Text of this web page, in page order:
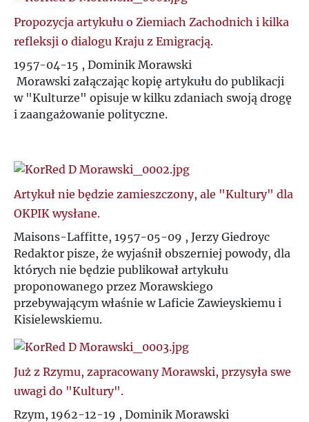
T
W
Propozycja artykułu o Ziemiach Zachodnich i kilka
refleksji o dialogu Kraju z Emigracją.
1957-04-15 , Dominik Morawski
Morawski załączając kopię artykułu do publikacji
w "Kulturze" opisuje w kilku zdaniach swoją drogę
i zaangażowanie polityczne.
Artykuł nie będzie zamieszczony, ale "Kultury" dla
OKPIK wysłane.
Maisons-Laffitte, 1957-05-09 , Jerzy Giedroyc
Redaktor pisze, że wyjaśnił obszerniej powody, dla
których nie będzie publikował artykułu
proponowanego przez Morawskiego
przebywającym właśnie w Laficie Zawieyskiemu i
Kisielewskiemu.
Już z Rzymu, zapracowany Morawski, przysyła swe
uwagi do "Kultury".
Rzym, 1962-12-19 , Dominik Morawski